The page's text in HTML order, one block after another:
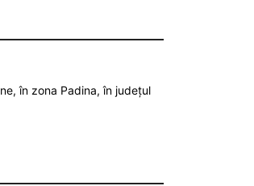
în zona Padina, în județul